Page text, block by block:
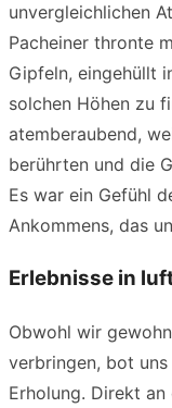
unvergleichlichen
Pacheiner thronte
Gipfeln, eingehüllt
solchen Höhen zu
atemberaubend,
berührten und die
Es war ein Gefühl
Ankommens, das
Erlebnisse in
Obwohl wir
verbringen, bot
Erholung. Direkt